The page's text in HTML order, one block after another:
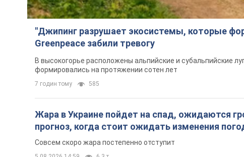
"Джипинг разрушает экосистемы, которые
Greenpeace забили тревогу
В высокогорье расположены альпийские и субальпийские
формировались на протяжении сотен лет
7 годин тому 585
Жара в Украине пойдет на спад, ожидаются
прогноз, когда стоит ожидать изменения
Совсем скоро жара постепенно отступит